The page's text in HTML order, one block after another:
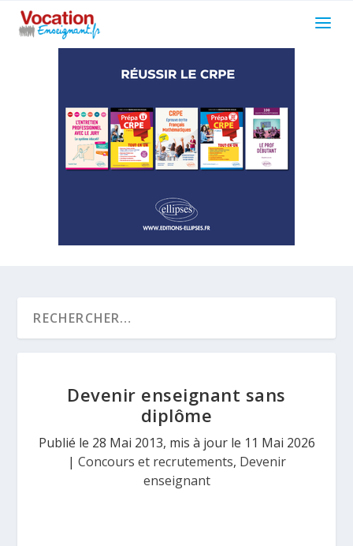
Devenir enseignant sans
diplôme
Publié le 28 Mai 2013, mis à jour le 11 Mai 2026
| Concours et recrutements, Devenir
enseignant